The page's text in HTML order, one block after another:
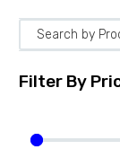
Filter By